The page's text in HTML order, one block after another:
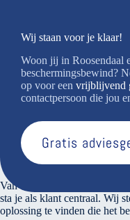
Wij staan voor je klaar!
Woon jij in Roosendaal
beschermingsbewind?
op voor een vrijblijvend
contactpersoon die jou
Gratis
Over ons
Van den Bosse voert
sta je als klant centraal. Wij
oplossing te vinden die het